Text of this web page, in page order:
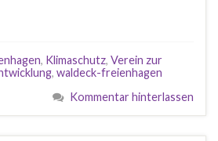
, Klimaschutz, Verein zur
, waldeck-freienhagen
Kommentar hinterlassen